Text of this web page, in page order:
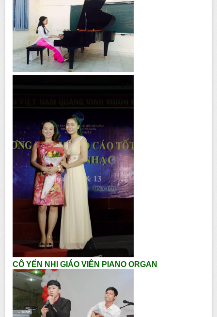
CÔ YẾN NHI GIÁO VIÊN PIANO ORGAN